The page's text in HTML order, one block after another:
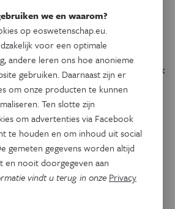
extra eisen aan
Vanuit wetgeving is het daarom
durven sturen op bronaanpak:
überhaupt in het huishoudelijk
is effectiever én duurzamer dan
keten proberen te verwijderen.
perceptie een grote rol. Het idee
afvalstof, roept bij velen
het gerust als de ‘yuck factor’. Om
is duidelijke communicatie
we en waarom?
op eoswetenschap.eu.
voor een optimale
andere leren ons hoe anonieme
gebruiken. Daarnaast zijn er
om onze producten te kunnen
Ten slotte zijn
om advertenties via Facebook
te houden en om inhoud uit social
gemeten gegevens worden altijd
en nooit doorgegeven aan
vindt u terug in onze Privacy